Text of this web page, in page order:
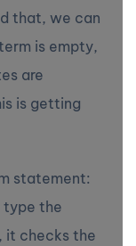
that, we can
is empty,
are
is getting
statement:
type the
it checks the